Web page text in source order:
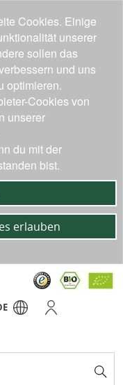
Cookies. Einige
unserer
sollen das
und uns
optimieren.
Cookies von
unserer
du mit der
bist.
erlauben